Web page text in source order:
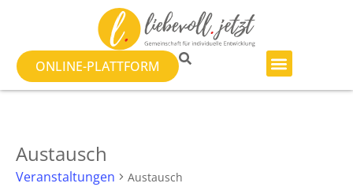
ONLINE-PLATTFORM
Austausch
Veranstaltungen Austausch